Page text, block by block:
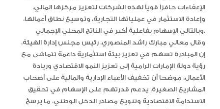
الإعفاءات حافزاً قوياً لهذه الشركات لتعزيز مركزها المالي،
وإعادة الاستثمار في عملياتها التجارية، وتوسيع نطاق أعمالها،
وبالتالي الإسهام بفاعلية أكبر في الناتج المحلي الإجمالي.
وقال معالي مبارك راشد المنصوري، رئيس مجلس إدارة الهيئة،
إن المبادرة تسهم في تعزيز بيئة استثمارية داعمة تتماشى مع
رؤية دولة الإمارات الرامية إلى تعزيز النمو الاقتصادي وريادة
الأعمال، موضحا أن تخفيف الأعباء الإدارية والمالية على أصحاب
المشاريع الصغيرة، يدعم قدرتهم على الإسهام في تحقيق
الاستدامة الاقتصادية وتنويع مصادر الدخل الوطني، ما يرسخ